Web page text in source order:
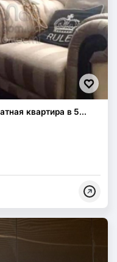
квартира в 5...